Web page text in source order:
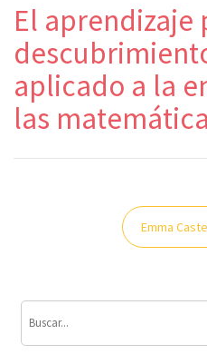
El aprendizaje
aplicado a la
las
Navegación
Emma